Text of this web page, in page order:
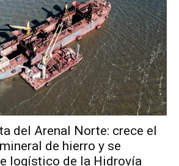
del Arenal Norte: crece el
de hierro y se
logístico de la Hidrovía